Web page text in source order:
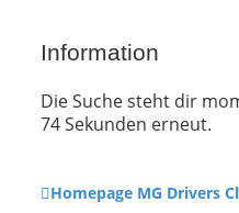
Information
Die Suche steht dir
74 Sekunden erneut.
Homepage MG Drivers